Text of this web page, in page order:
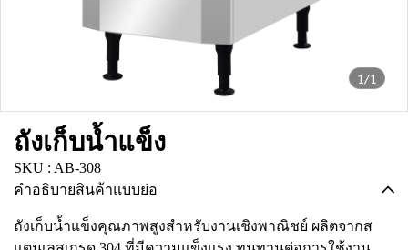
1/1
ถังเก็บน้ำแข็ง
SKU : AB-308
คำอธิบายสินค้าแบบย่อ
ถังเก็บน้ำแข็งคุณภาพสูงสำหรับงานเชิงพาณิชย์ ผลิตจากส